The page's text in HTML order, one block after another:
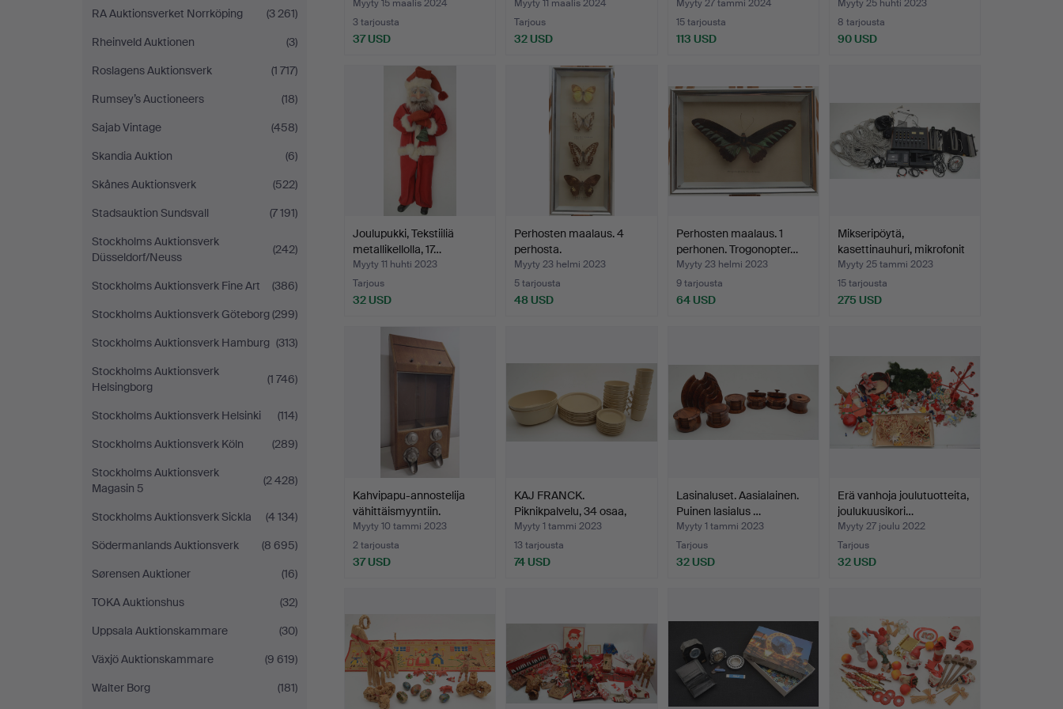
RA Auktionsverket Norrköping
(3 261)
Rheinveld Auktionen
(3)
Roslagens Auktionsverk
(1 717)
Rumsey’s Auctioneers
(18)
Sajab Vintage
(458)
Skandia Auktion
(6)
Skånes Auktionsverk
(522)
Stadsauktion Sundsvall
(7 191)
Stockholms Auktionsverk
Düsseldorf/Neuss
(242)
Stockholms Auktionsverk Fine Art
(386)
Stockholms Auktionsverk Göteborg(299)
Stockholms Auktionsverk Hamburg (313)
Stockholms Auktionsverk
Helsingborg
(1 746)
Stockholms Auktionsverk Helsinki
(114)
Stockholms Auktionsverk Köln
(289)
Stockholms Auktionsverk
Magasin 5
(2 428)
Stockholms Auktionsverk Sickla
(4 134)
Södermanlands Auktionsverk
(8 695)
Sørensen Auktioner
(16)
TOKA Auktionshus
(32)
Uppsala Auktionskammare
(30)
Växjö Auktionskammare
(9 619)
Walter Borg
(181)
Un…
Myyty 15 maalis 2024
3 tarjousta
37 USD
Myyty 11 maalis 2024
Tarjous
32 USD
Työpaja A/B Lindqv…
Myyty 27 tammi 2024
15 tarjousta
113 USD
Myyty 25 huhti 2023
8 tarjousta
90 USD
Joulupukki, Tekstiiliä
metallikellolla, 17…
Myyty 11 huhti 2023
Tarjous
32 USD
Perhosten maalaus. 4
perhosta.
Myyty 23 helmi 2023
5 tarjousta
48 USD
Perhosten maalaus. 1
perhonen. Trogonopter…
Myyty 23 helmi 2023
9 tarjousta
64 USD
Mikseripöytä,
kasettinauhuri, mikrofonit
3…
Myyty 25 tammi 2023
15 tarjousta
275 USD
Kahvipapu-annostelija
vähittäismyyntiin.
Myyty 10 tammi 2023
2 tarjousta
37 USD
KAJ FRANCK.
Piknikpalvelu, 34 osaa,
muovia…
Myyty 1 tammi 2023
13 tarjousta
74 USD
Lasinaluset. Aasialainen.
Puinen lasialus …
Myyty 1 tammi 2023
Tarjous
32 USD
Erä vanhoja joulutuotteita,
joulukuusikori…
Myyty 27 joulu 2022
Tarjous
32 USD